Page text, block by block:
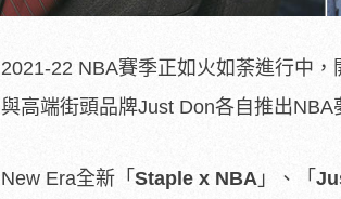
2021-22 NBA賽季正如火如荼進行中
與高端街頭品牌Just Don各自推出NBA
New Era全新「 Staple x NBA 」、「